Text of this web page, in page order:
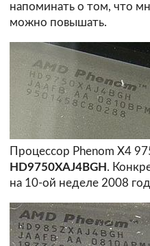
напоминать о том, что
можно повышать.
Процессор Phenom X4
HD9750XAJ4BGH .
на 10-ой неделе 2008